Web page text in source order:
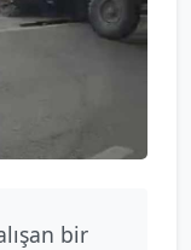
bir